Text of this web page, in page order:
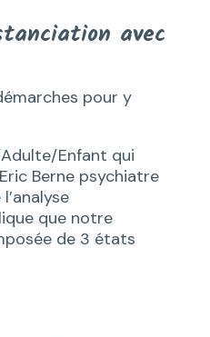
avec
pour y
Enfant qui
Berne psychiatre
que notre
de 3 états